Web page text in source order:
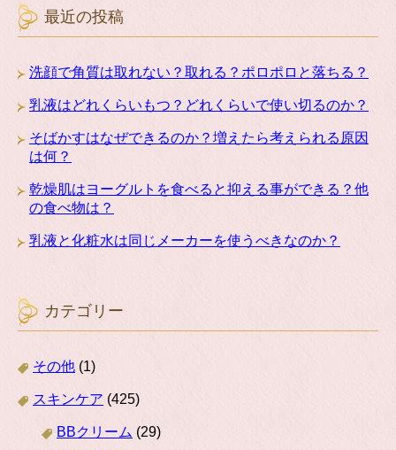
最近の投稿
洗顔で角質は取れない？取れる？ポロポロと落ちる？
乳液はどれくらいもつ？どれくらいで使い切るのか？
そばかすはなぜできるのか？増えたら考えられる原因
は何？
乾燥肌はヨーグルトを食べると抑える事ができる？他
の食べ物は？
乳液と化粧水は同じメーカーを使うべきなのか？
カテゴリー
その他 (1)
スキンケア (425)
BBクリーム (29)